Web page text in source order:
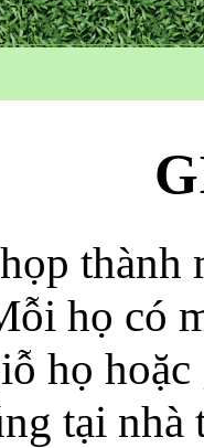
thành
họ có
họ
tại nhà